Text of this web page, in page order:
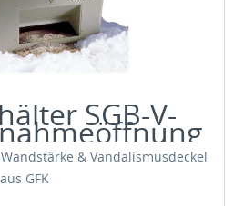
SGB-V-
& Vandalismusdeckel
GFK